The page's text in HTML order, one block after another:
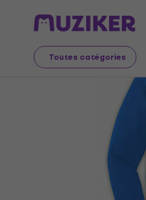
Toutes catégories
Merch Produits musicaux